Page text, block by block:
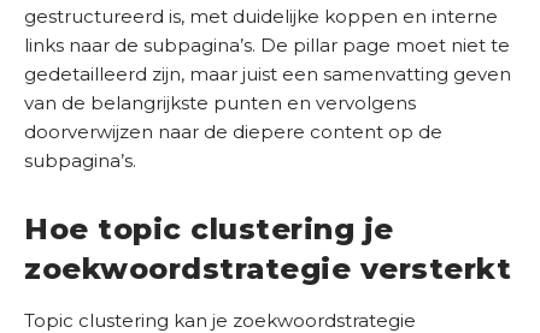
gestructureerd is, met duidelijke koppen en interne
links naar de subpagina’s. De pillar page moet niet te
gedetailleerd zijn, maar juist een samenvatting geven
van de belangrijkste punten en vervolgens
doorverwijzen naar de diepere content op de
subpagina’s.
Hoe topic clustering je
zoekwoordstrategie versterkt
Topic clustering kan je zoekwoordstrategie